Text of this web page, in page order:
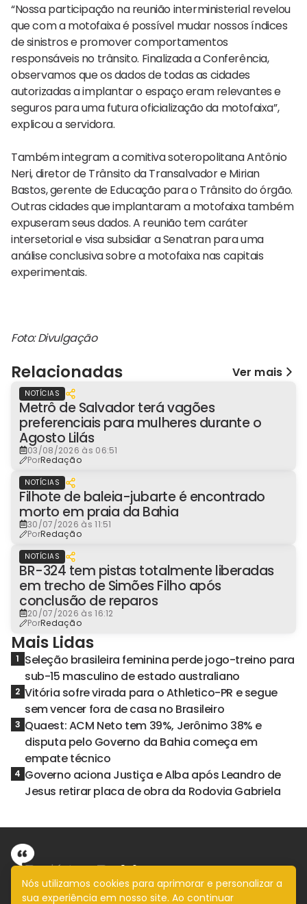
“Nossa participação na reunião interministerial revelou
que com a motofaixa é possível mudar nossos índices
de sinistros e promover comportamentos
responsáveis no trânsito. Finalizada a Conferência,
observamos que os dados de todas as cidades
autorizadas a implantar o espaço eram relevantes e
seguros para uma futura oficialização da motofaixa”,
explicou a servidora.
Também integram a comitiva soteropolitana Antônio
Neri, diretor de Trânsito da Transalvador e Mirian
Bastos, gerente de Educação para o Trânsito do órgão.
Outras cidades que implantaram a motofaixa também
expuseram seus dados. A reunião tem caráter
intersetorial e visa subsidiar a Senatran para uma
análise conclusiva sobre a motofaixa nas capitais
experimentais.
Foto: Divulgação
Relacionadas Ver mais
NOTÍCIAS
Metrô de Salvador terá vagões
preferenciais para mulheres durante o
Agosto Lilás
03/08/2026 às 06:51
PorRedação
NOTÍCIAS
Filhote de baleia-jubarte é encontrado
morto em praia da Bahia
30/07/2026 às 11:51
PorRedação
NOTÍCIAS
BR-324 tem pistas totalmente liberadas
em trecho de Simões Filho após
conclusão de reparos
20/07/2026 às 16:12
PorRedação
Mais Lidas
1 Seleção brasileira feminina perde jogo-treino para
sub-15 masculino de estado australiano
2 Vitória sofre virada para o Athletico-PR e segue
sem vencer fora de casa no Brasileiro
3 Quaest: ACM Neto tem 39%, Jerônimo 38% e
disputa pelo Governo da Bahia começa em
empate técnico
4 Governo aciona Justiça e Alba após Leandro de
Jesus retirar placa de obra da Rodovia Gabriela
Nós utilizamos cookies para aprimorar e personalizar a
sua experiência em nosso site. Ao continuar